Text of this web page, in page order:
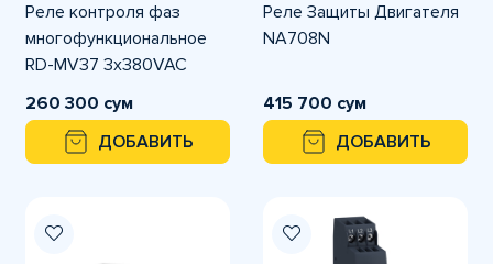
Реле контроля фаз
многофункциональное
RD-MV37 3x380VAC
260 300 сум
ДОБАВИТЬ
Реле Защиты Двигателя
NA708N
415 700 сум
ДОБАВИТЬ